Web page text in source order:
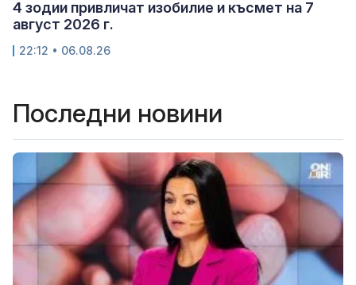
4 зодии привличат изобилие и късмет на 7
август 2026 г.
22:12 • 06.08.26
Последни новини